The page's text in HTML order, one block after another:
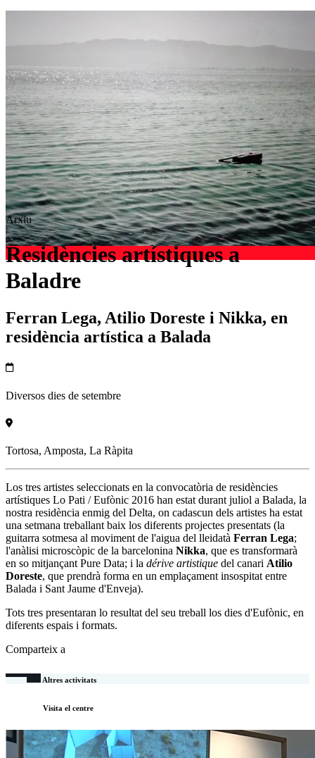
Arxiu
Residències artístiques a
Baladre
Ferran Lega, Atilio Doreste i Nikka, en
residència artística a Balada
Diversos dies de setembre
Tortosa, Amposta, La Ràpita
Los tres artistes seleccionats en la convocatòria de residències
artístiques Lo Pati / Eufònic 2016 han estat durant juliol a Balada, la
nostra residència enmig del Delta, on cadascun dels artistes ha estat
una setmana treballant baix los diferents projectes presentats (la
guitarra sotmesa al moviment de l'aigua del lleidatà Ferran Lega;
l'anàlisi microscòpic de la barcelonina Nikka, que es transformarà
en so mitjançant Pure Data; i la dérive artistique del canari Atilio
Doreste, que prendrà forma en un emplaçament insospitat entre
Balada i Sant Jaume d'Enveja).
Tots tres presentaran lo resultat del seu treball los dies d'Eufònic, en
diferents espais i formats.
Comparteix a
Altres activitats
Visita el centre